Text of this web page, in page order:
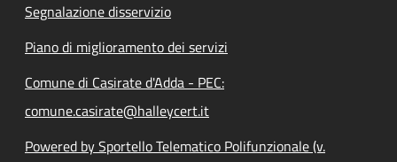
Segnalazione disservizio
Piano di miglioramento dei servizi
Comune di Casirate d'Adda - PEC:
comune.casirate@halleycert.it
Powered by Sportello Telematico Polifunzionale (v.